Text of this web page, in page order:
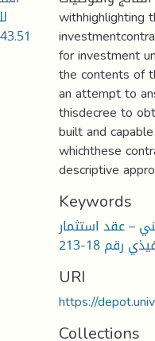
withhighlighting
for investment
the contents of
an attempt to
thisdecree to
built and
whichthese
descriptive
Keywords
– عقد استثمار
18-213
URI
https://
Collections